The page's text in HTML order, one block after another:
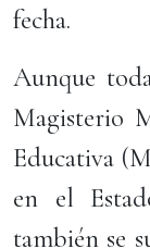
fecha.
Aunque
Magisterio
Educativa
en el
también se